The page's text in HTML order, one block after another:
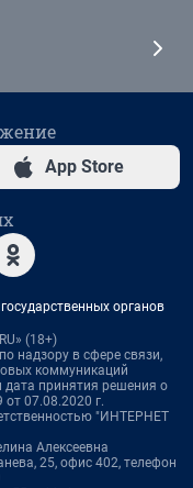
App Store
органов
(18+)
надзору в сфере связи,
коммуникаций
принятия решения о
07.08.2020 г.
"ИНТЕРНЕТ
Алексеевна
25, офис 402, телефон